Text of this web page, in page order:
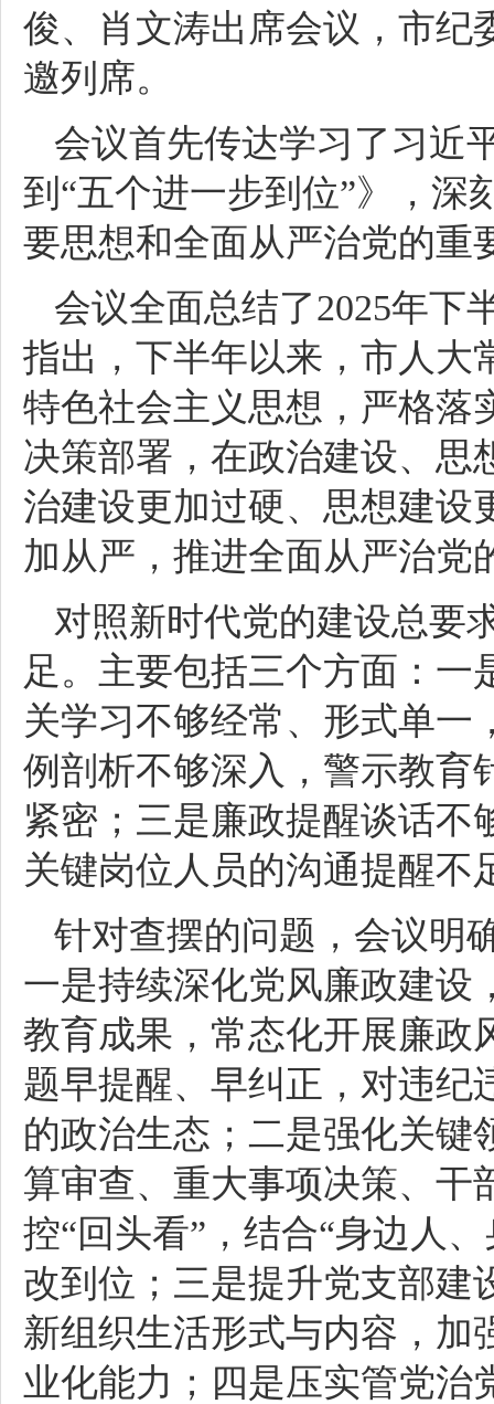
俊、肖文涛出席会议，市纪
邀列席。
会议首先传达学习了习近
到“五个进一步到位”》，深
要思想和全面从严治党的重
会议全面总结了2025年下
指出，下半年以来，市人大
特色社会主义思想，严格落
决策部署，在政治建设、思
治建设更加过硬、思想建设
加从严，推进全面从严治党
对照新时代党的建设总要
足。主要包括三个方面：
关学习不够经常、形式单一
例剖析不够深入，警示教育
紧密；三是廉政提醒谈话不
关键岗位人员的沟通提醒不
针对查摆的问题，会议明
一是持续深化党风廉政建设
教育成果，常态化开展廉政
题早提醒、早纠正，对违纪
的政治生态；二是强化关键
算审查、重大事项决策、干
控“回头看”，结合“身边人
改到位；三是提升党支部建
新组织生活形式与内容，加
业化能力；四是压实管党治